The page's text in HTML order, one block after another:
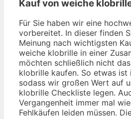
Kauf von weiche
Für Sie haben wir eine
vorbereitet. In dieser finden
Meinung nach wichtigsten
weiche klobrille in einer
möchten schließlich nicht
klobrille kaufen. So etwas ist
sodass wir großen Wert auf
klobrille Checkliste legen.
Vergangenheit immer mal
Fehlkäufen leiden müssen.